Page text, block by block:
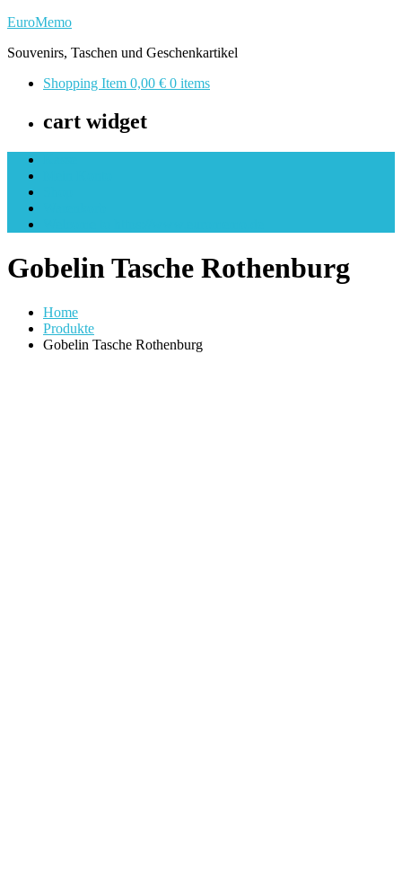
Skip
content
EuroMemo
Souvenirs, Taschen und Geschenkartikel
Shopping Item 0,00 € 0 items
cart widget
Gobelin Tasche Rothenburg
Home
Produkte
Gobelin Tasche Rothenburg